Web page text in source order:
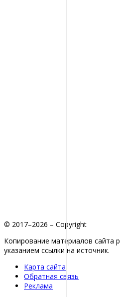
© 2017–2026 – Copyright
Копирование материалов сайта
указанием ссылки на источник.
Карта сайта
Обратная связь
Реклама